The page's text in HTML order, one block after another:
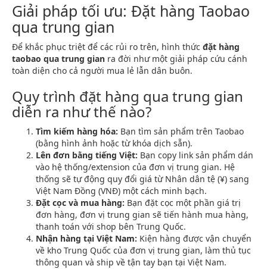
Giải pháp tối ưu: Đặt hàng Taobao
qua trung gian
Để khắc phục triệt để các rủi ro trên, hình thức đặt hàng
taobao qua trung gian ra đời như một giải pháp cứu cánh
toàn diện cho cả người mua lẻ lẫn dân buôn.
Quy trình đặt hàng qua trung gian
diễn ra như thế nào?
Tìm kiếm hàng hóa: Bạn tìm sản phẩm trên Taobao
(bằng hình ảnh hoặc từ khóa dịch sẵn).
Lên đơn bằng tiếng Việt: Bạn copy link sản phẩm dán
vào hệ thống/extension của đơn vị trung gian. Hệ
thống sẽ tự động quy đổi giá từ Nhân dân tệ (¥) sang
Việt Nam Đồng (VNĐ) một cách minh bạch.
Đặt cọc và mua hàng: Bạn đặt cọc một phần giá trị
đơn hàng, đơn vị trung gian sẽ tiến hành mua hàng,
thanh toán với shop bên Trung Quốc.
Nhận hàng tại Việt Nam: Kiện hàng được vận chuyển
về kho Trung Quốc của đơn vị trung gian, làm thủ tục
thông quan và ship về tận tay bạn tại Việt Nam.